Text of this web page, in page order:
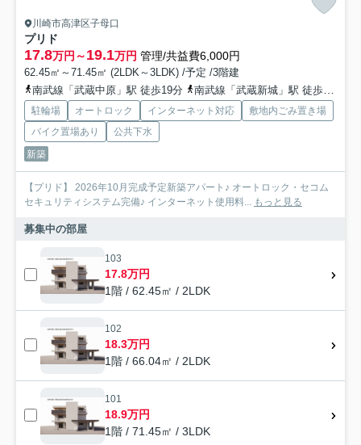
川崎市高津区子母口
プリド
17.8万円～19.1万円 管理/共益費6,000円
62.45㎡～71.45㎡ (2LDK～3LDK) /予定 /3階建
南武線「武蔵中原」駅 徒歩19分
南武線「武蔵新城」駅 徒歩18分
駐輪場 オートロック インターネット対応
敷地内ごみ置き場
バイク置場あり
公共下水
新築
【プリド】 2026年10月完成予定新築アパート♪ オートロック・セコム
セキュリティシステム完備♪ インターネット使用料...
もっと見る
募集中の部屋
103
17.8万円
1階 / 62.45㎡ / 2LDK
102
18.3万円
1階 / 66.04㎡ / 2LDK
101
18.9万円
1階 / 71.45㎡ / 3LDK